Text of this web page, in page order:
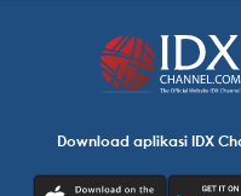
Download aplikasi IDX